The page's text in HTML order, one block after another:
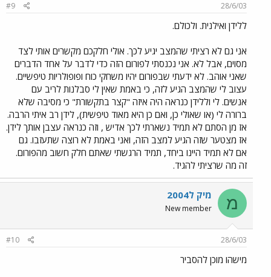
28/6/03
#9
ללידן ואילנית. ולכולם.
אני גם לא רציתי שהמצב יגיע לכך. אולי חלקכם מקשרים אותי לצד
מסוים, אבל לא. אני נכנסתי לפורום הזה כדי לדבר על אחד הדברים
שאני אוהב. לא ידעתי שבפורום יהיו משחקי כוח ופופולריות טיפשיים.
עצוב לי שהמצב הגיע לזה, כי באמת שאין לי סבלנות לריב עם
אנשים. לי וללידן כנראה היה איזה "קצר בתקשורת" כי מסיבה שלא
ברורה לי (או שאולי כן, ואם כן היא מאוד טיפשית), לידן רב איתי הרבה.
אז מן הסתם לא תמיד נשארתי לכך אדיש , וזה כנראה עצבן אותך לידן.
אז מצטער שזה הגיע למצב הזה, ואני באמת לא רוצה שתעזבו. גם
אם לא תמיד היינו ביחד, תמיד הרגשתי שאתם חלק חשוב מהפורום.
זה מה שרציתי להגיד.
מ מיק ל2004
New member
28/6/03
#10
מישהו מוכן להסביר